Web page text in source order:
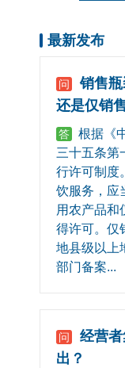
最新发布
问
销售
还是仅销
答
根据《
三十五条第
行许可制度
饮服务，应
用农产品和
得许可。仅
地县级以上
部门备案...
问
经营
出？